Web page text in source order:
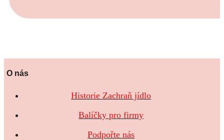
O nás
Historie Zachraň jídlo
Balíčky pro firmy
Podpořte nás